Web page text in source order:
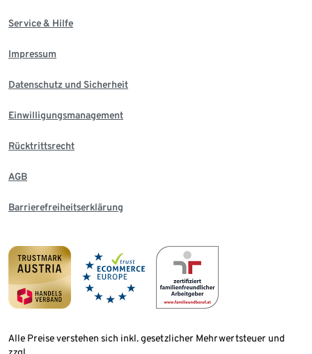
Service & Hilfe
Impressum
Datenschutz und Sicherheit
Einwilligungsmanagement
Rücktrittsrecht
AGB
Barrierefreiheitserklärung
Alle Preise verstehen sich inkl. gesetzlicher Mehrwertsteuer und
zzgl.